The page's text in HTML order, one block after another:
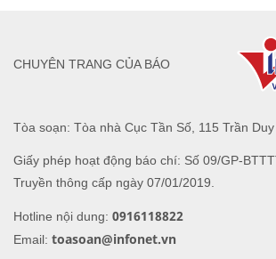
Tòa soạn: Tòa nhà Cục Tần Số, 115 Trần
Giấy phép hoạt động báo chí: Số 09/GP-
Truyền thông cấp ngày 07/01/2019.
Hotline nội dung: 0916118822
Email: toasoan@infonet.vn
CHUYÊN TRANG CỦA BÁO